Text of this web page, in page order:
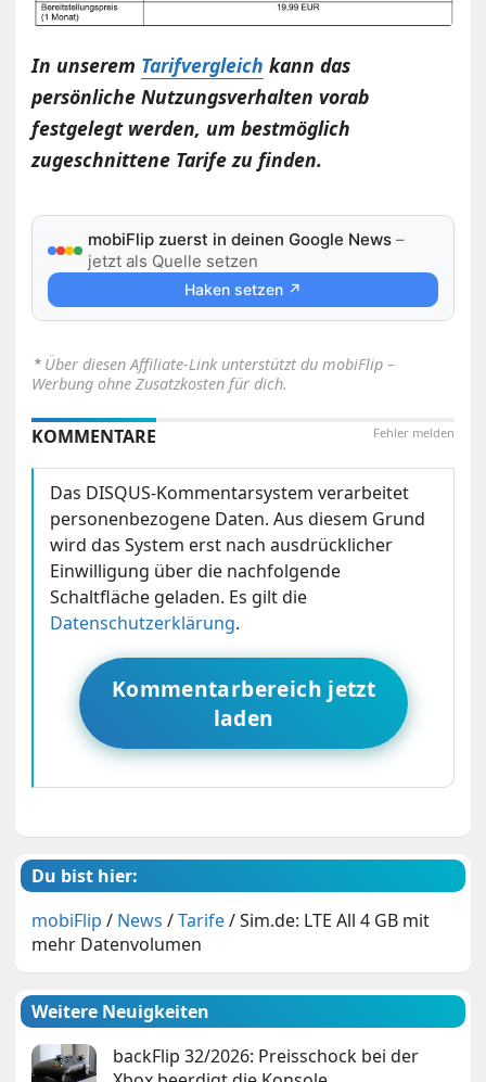
In unserem Tarifvergleich kann das
persönliche Nutzungsverhalten vorab
festgelegt werden, um bestmöglich
zugeschnittene Tarife zu finden.
mobiFlip zuerst in deinen Google News –
jetzt als Quelle setzen
Haken setzen ↗
⋆ Über diesen Affiliate-Link unterstützt du mobiFlip –
Werbung ohne Zusatzkosten für dich.
Fehler melden
KOMMENTARE
Das DISQUS-Kommentarsystem verarbeitet
personenbezogene Daten. Aus diesem Grund
wird das System erst nach ausdrücklicher
Einwilligung über die nachfolgende
Schaltfläche geladen. Es gilt die
Datenschutzerklärung.
Kommentarbereich jetzt
laden
Du bist hier:
mobiFlip / News /Tarife/Sim.de: LTE All 4 GB mit
mehr Datenvolumen
Weitere Neuigkeiten
backFlip 32/2026: Preisschock bei der